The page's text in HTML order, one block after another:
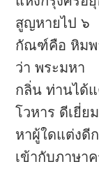
สูญหายไป ๖
กัณฑ์คือ หิมพ
ว่า พระมหา
กลิ่น ท่านได้
โวหาร ดีเยี่ย
หาผู้ใดแต่งดี
เข้ากับภาษาค